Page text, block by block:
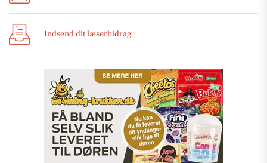
Indsend dit læserbidrag